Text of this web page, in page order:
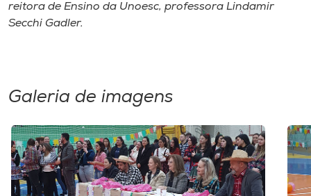
reitora de Ensino da Unoesc, professora Lindamir
Secchi Gadler.
Galeria de imagens